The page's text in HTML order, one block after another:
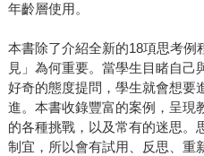
年齡層使用。
本書除了介紹全新的18項思考例
見」為何重要。當學生目睹自己
好奇的態度提問，學生就會想要
進。本書收錄豐富的案例，呈現
的各種挑戰，以及常有的迷思。
制宜，所以會有試用、反思、重